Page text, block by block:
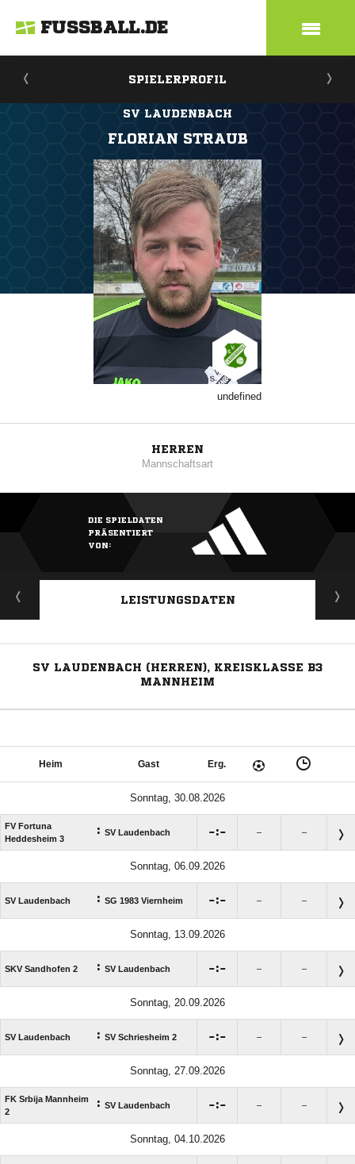
FUSSBALL.DE
SPIELERPROFIL
SV LAUDENBACH
FLORIAN STRAUB
undefined
HERREN
Mannschaftsart
DIE SPIELDATEN
PRÄSENTIERT
VON:
LEISTUNGSDATEN
SV LAUDENBACH (HERREN), KREISKLASSE B3
MANNHEIM
Heim Gast Erg.
Sonntag, 30.08.2026
FV Fortuna
Heddesheim 3
: SV Laudenbach : – –
Sonntag, 06.09.2026
SV Laudenbach : SG 1983 Viernheim : – –
Sonntag, 13.09.2026
SKV Sandhofen 2 : SV Laudenbach : – –
Sonntag, 20.09.2026
SV Laudenbach : SV Schriesheim 2 : – –
Sonntag, 27.09.2026
FK Srbija Mannheim
2
: SV Laudenbach : – –
Sonntag, 04.10.2026